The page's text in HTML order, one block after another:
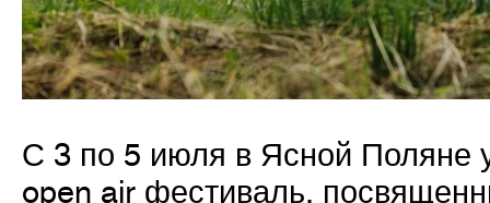
С 3 по 5 июля в Ясной Поляне
open air фестиваль,